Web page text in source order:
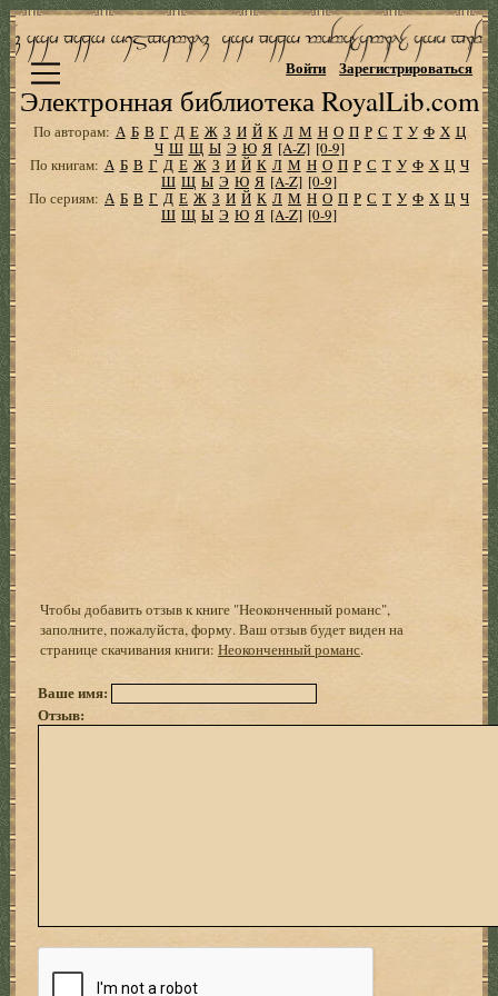
Электронная библиотека RoyalLib.com
Войти Зарегистрироваться
По авторам: А Б В Г Д Е Ж З И Й К Л М Н О П Р С Т У Ф Х Ц
Ч Ш Щ Ы Э Ю Я [A-Z] [0-9]
По книгам: А Б В Г Д Е Ж З И Й К Л М Н О П Р С Т У Ф Х Ц Ч
Ш Щ Ы Э Ю Я [A-Z] [0-9]
По сериям: А Б В Г Д Е Ж З И Й К Л М Н О П Р С Т У Ф Х Ц Ч
Ш Щ Ы Э Ю Я [A-Z] [0-9]
Чтобы добавить отзыв к книге "Неоконченный романс",
заполните, пожалуйста, форму. Ваш отзыв будет виден на
странице скачивания книги:Неоконченный романс.
Ваше имя:
Отзыв: